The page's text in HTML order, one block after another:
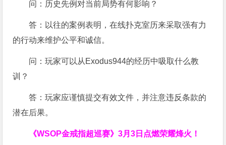
问：历史先例对当前局势有何影响？
答：以往的案例表明，在线扑克室历来采取强有力
的行动来维护公平和诚信。
问：玩家可以从Exodus944的经历中吸取什么教
训？
答：玩家应谨慎提交有效文件，并注意违反条款的
潜在后果。
《WSOP金戒指超巡赛》3月3日点燃荣耀烽火！